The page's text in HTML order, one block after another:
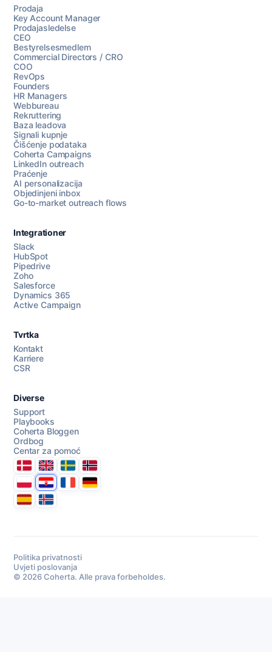
AI Campaign Assist
Prodaja
Key Account Manager
Prodajasledelse
CEO
Bestyrelsesmedlem
Commercial Directors / CRO
COO
RevOps
Founders
HR Managers
Webbureau
Rekruttering
Baza leadova
Signali kupnje
Čišćenje podataka
Coherta Campaigns
LinkedIn outreach
Praćenje
AI personalizacija
Objedinjeni inbox
Go-to-market outreach flows
Integrationer
Slack
HubSpot
Pipedrive
Zoho
Salesforce
Dynamics 365
Active Campaign
Tvrtka
Kontakt
Karriere
CSR
Diverse
Support
Playbooks
Coherta Bloggen
Ordbog
Centar za pomoć
DanmarkUnited Kingdom
SverigeNorge
PolskaHrvatskaFranceDeutschland
EspanaÍsland
Politika privatnosti
Uvjeti poslovanja
© 2026 Coherta. Alle prava forbeholdes.